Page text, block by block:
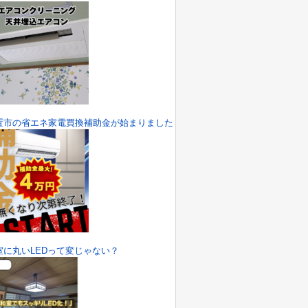
市の省エネ家電買換補助金が始まりました
に丸いLEDって変じゃない？